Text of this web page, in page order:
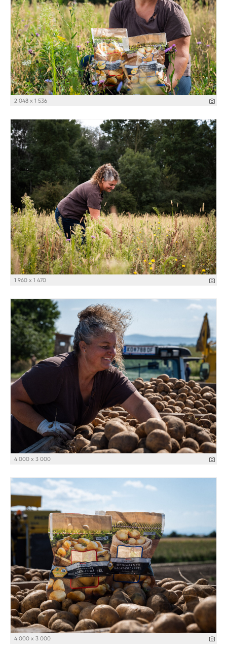
2 048 x 1 536
1 960 x 1 470
4 000 x 3 000
4 000 x 3 000